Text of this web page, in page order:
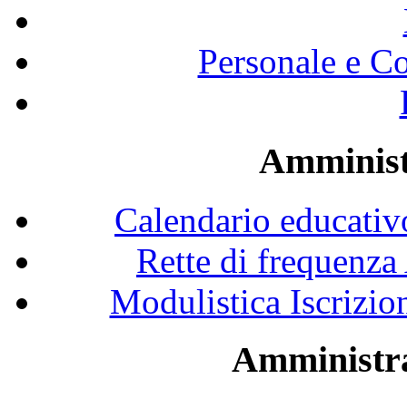
Personale e
Calendario
Rette di
Modulistica